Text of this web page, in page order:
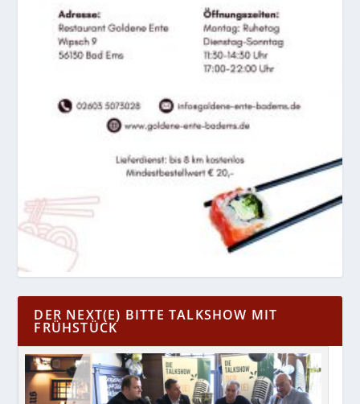
DER NEXT(E) BITTE TALKSHOW MIT
FRÜHSTÜCK